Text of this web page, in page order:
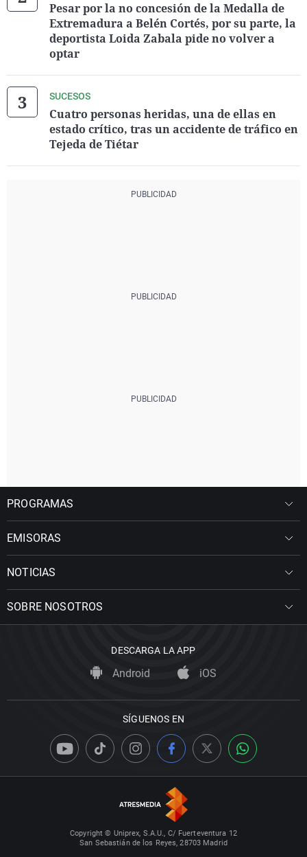
Pesar por la no concesión de la Medalla de
Extremadura a Belén Cortés, por su parte, la
deportista Loida Zabala pide no volver a
optar
SUCESOS
Cuatro personas heridas, una de ellas en
estado crítico, tras un accidente de tráfico en
Tejeda de Tiétar
PROGRAMAS
EMISORAS
NOTICIAS
SOBRE NOSOTROS
DESCARGA LA APP
Android iOS
SÍGUENOS EN
Copyright © Uniprex, S.A.U., C/ Fuerteventura 12
San Sebastián de los Reyes, 28703 Madrid